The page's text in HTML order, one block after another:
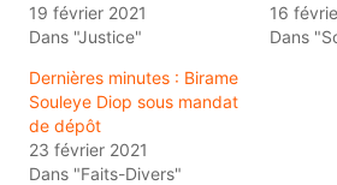
19 février 2021
Dans "Justice"
16
Dans
Dernières minutes : Birame
Souleye Diop sous mandat
de dépôt
23 février 2021
Dans "Faits-Divers"